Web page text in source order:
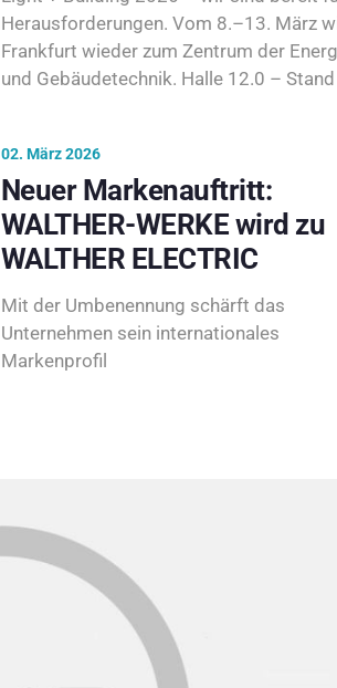
Herausforderungen. Vom 8.–13. März
Frankfurt wieder zum Zentrum der
und Gebäudetechnik. Halle 12.0 – Stand
02. März 2026
Neuer Markenauftritt:
WALTHER-WERKE wird zu
WALTHER ELECTRIC
Mit der Umbenennung schärft das
Unternehmen sein internationales
Markenprofil